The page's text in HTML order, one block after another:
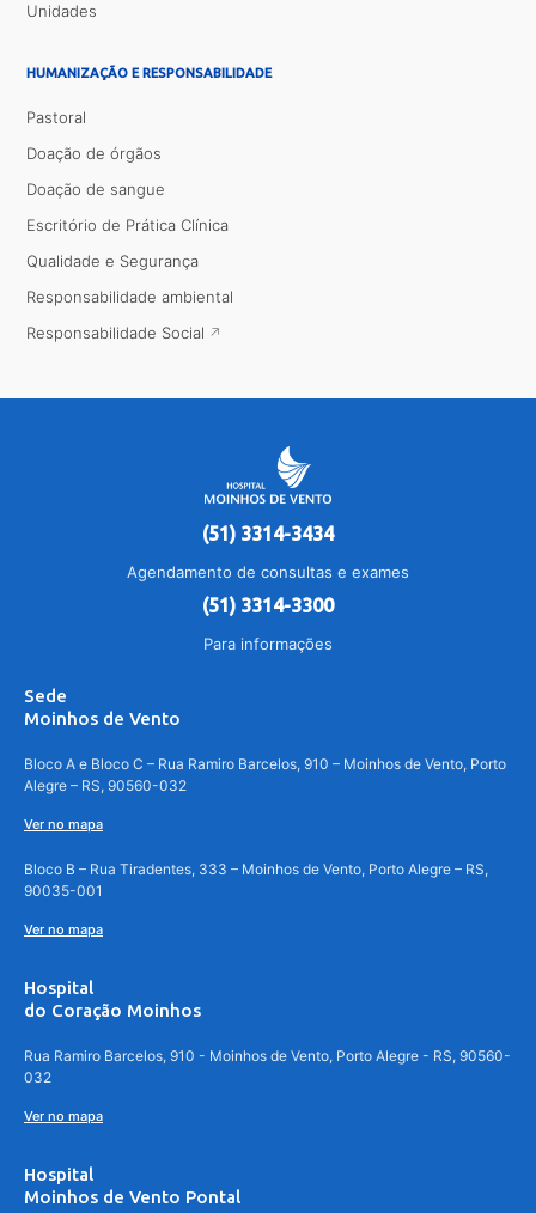
Unidades
HUMANIZAÇÃO E RESPONSABILIDADE
Pastoral
Doação de órgãos
Doação de sangue
Escritório de Prática Clínica
Qualidade e Segurança
Responsabilidade ambiental
Responsabilidade Social
(51) 3314-3434
Agendamento de consultas e exames
(51) 3314-3300
Para informações
Sede
Moinhos de Vento
Bloco A e Bloco C – Rua Ramiro Barcelos, 910 – Moinhos de Vento, Porto
Alegre – RS, 90560-032
Ver no mapa
Bloco B – Rua Tiradentes, 333 – Moinhos de Vento, Porto Alegre – RS,
90035-001
Ver no mapa
Hospital
do Coração Moinhos
Rua Ramiro Barcelos, 910 - Moinhos de Vento, Porto Alegre - RS, 90560-
032
Ver no mapa
Hospital
Moinhos de Vento Pontal